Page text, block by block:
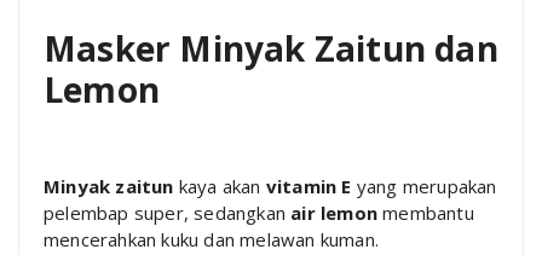
Masker Minyak Zaitun dan
Lemon
Minyak zaitun kaya akan vitamin E yang merupakan
pelembap super, sedangkan air lemon membantu
mencerahkan kuku dan melawan kuman.